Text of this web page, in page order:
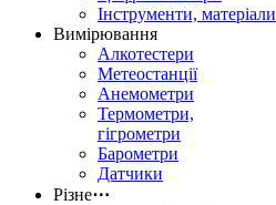
Інструменти, матеріали
Вимірювання
Алкотестери
Метеостанції
Анемометри
Термометри,
гігрометри
Барометри
Датчики
Різне⋯